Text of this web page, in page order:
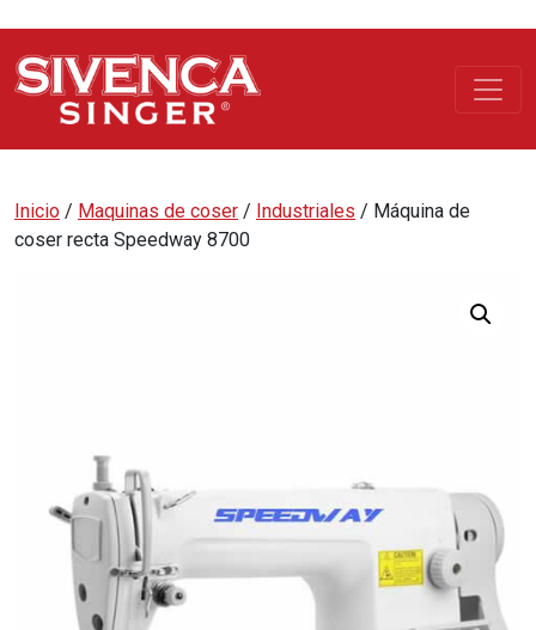
Inicio / Maquinas de coser / Industriales / Máquina de
coser recta Speedway 8700